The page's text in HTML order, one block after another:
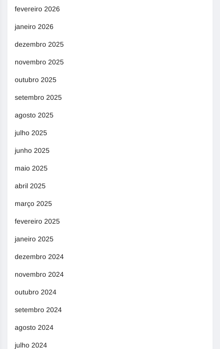
fevereiro 2026
janeiro 2026
dezembro 2025
novembro 2025
outubro 2025
setembro 2025
agosto 2025
julho 2025
junho 2025
maio 2025
abril 2025
março 2025
fevereiro 2025
janeiro 2025
dezembro 2024
novembro 2024
outubro 2024
setembro 2024
agosto 2024
julho 2024